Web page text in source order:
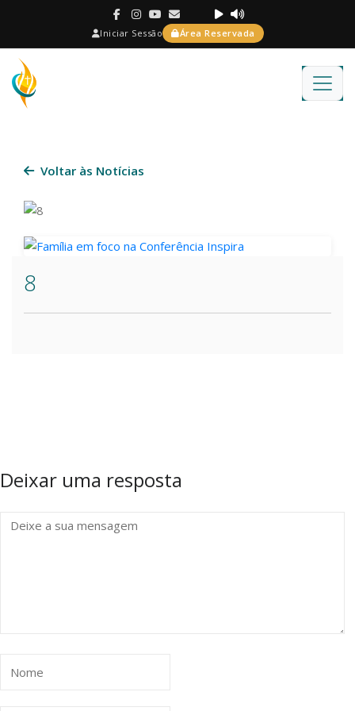
Iniciar Sessão Área Reservada
Voltar às Notícias
8
Deixar uma resposta